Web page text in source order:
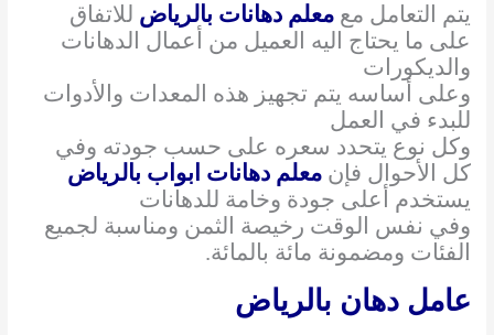
يتم التعامل معمعلم دهانات بالرياض للاتفاق
على ما يحتاج اليه العميل من أعمال الدهانات
والديكورات
وعلى أساسه يتم تجهيز هذه المعدات والأدوات
للبدء في العمل
وكل نوع يتحدد سعره على حسب جودته وفي
كل الأحوال فإنمعلم دهانات ابواب بالرياض
يستخدم أعلى جودة وخامة للدهانات
وفي نفس الوقت رخيصة الثمن ومناسبة لجميع
الفئات ومضمونة مائة بالمائة.
عامل دهان بالرياض